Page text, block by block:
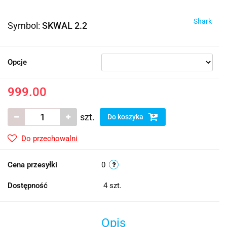
Symbol: SKWAL 2.2 Shark
Opcje
999.00
szt. Do koszyka
Do przechowalni
Cena przesyłki 0
Dostępność 4 szt.
Opis